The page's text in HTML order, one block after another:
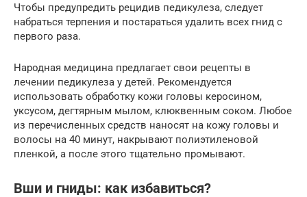
Чтобы предупредить рецидив педикулеза, следует
набраться терпения и постараться удалить всех гнид с
первого раза.
Народная медицина предлагает свои рецепты в
лечении педикулеза у детей. Рекомендуется
использовать обработку кожи головы керосином,
уксусом, дегтярным мылом, клюквенным соком. Любое
из перечисленных средств наносят на кожу головы и
волосы на 40 минут, накрывают полиэтиленовой
пленкой, а после этого тщательно промывают.
Вши и гниды: как избавиться?